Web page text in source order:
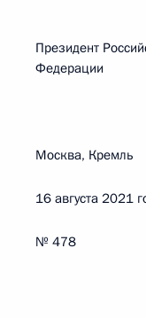
Президент
Москва, Кремль
16 августа 2021
№ 478